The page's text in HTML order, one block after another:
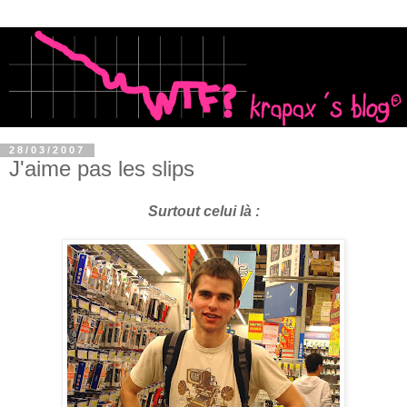
28/03/2007
J'aime pas les slips
Surtout celui là :